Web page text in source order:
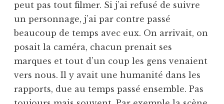
peut pas tout filmer. Si j’ai refusé de suivre
un personnage, j’ai par contre passé
beaucoup de temps avec eux. On arrivait, on
posait la caméra, chacun prenait ses
marques et tout d’un coup les gens venaient
vers nous. Il y avait une humanité dans les
rapports, due au temps passé ensemble. Pas